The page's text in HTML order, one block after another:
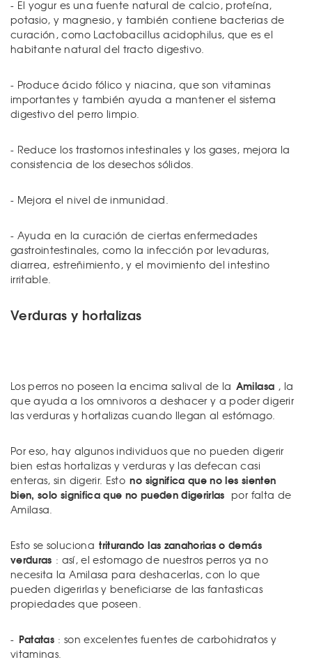
- El yogur es una fuente natural de calcio, proteína,
potasio, y magnesio, y también contiene bacterias de
curación, como Lactobacillus acidophilus, que es el
habitante natural del tracto digestivo.
- Produce ácido fólico y niacina, que son vitaminas
importantes y también ayuda a mantener el sistema
digestivo del perro limpio.
- Reduce los trastornos intestinales y los gases, mejora la
consistencia de los desechos sólidos.
- Mejora el nivel de inmunidad.
- Ayuda en la curación de ciertas enfermedades
gastrointestinales, como la infección por levaduras,
diarrea, estreñimiento, y el movimiento del intestino
irritable.
Verduras y hortalizas
Los perros no poseen la encima salival de la Amilasa , la
que ayuda a los omnivoros a deshacer y a poder digerir
las verduras y hortalizas cuando llegan al estómago.
Por eso, hay algunos individuos que no pueden digerir
bien estas hortalizas y verduras y las defecan casi
enteras, sin digerir. Esto no significa que no les sienten
bien, solo significa que no pueden digerirlas por falta de
Amilasa.
Esto se soluciona triturando las zanahorias o demás
verduras : así, el estomago de nuestros perros ya no
necesita la Amilasa para deshacerlas, con lo que
pueden digerirlas y beneficiarse de las fantasticas
propiedades que poseen.
- Patatas : son excelentes fuentes de carbohidratos y
vitaminas.